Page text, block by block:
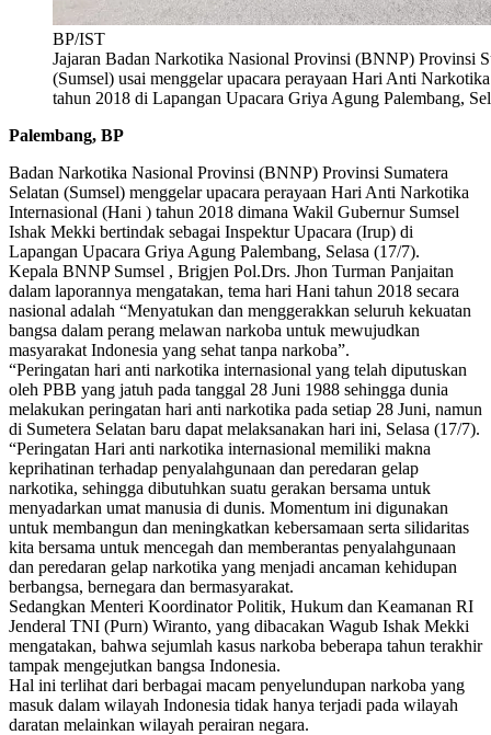
BP/IST
Jajaran Badan Narkotika Nasional Provinsi (BNNP) Provinsi
(Sumsel) usai menggelar upacara perayaan Hari Anti
tahun 2018 di Lapangan Upacara Griya Agung Palembang,
Palembang, BP
Badan Narkotika Nasional Provinsi (BNNP) Provinsi Sumatera
Selatan (Sumsel) menggelar upacara perayaan Hari Anti Narkotika
Internasional (Hani ) tahun 2018 dimana Wakil Gubernur Sumsel
Ishak Mekki bertindak sebagai Inspektur Upacara (Irup) di
Lapangan Upacara Griya Agung Palembang, Selasa (17/7).
Kepala BNNP Sumsel , Brigjen Pol.Drs. Jhon Turman Panjaitan
dalam laporannya mengatakan, tema hari Hani tahun 2018 secara
nasional adalah “Menyatukan dan menggerakkan seluruh kekuatan
bangsa dalam perang melawan narkoba untuk mewujudkan
masyarakat Indonesia yang sehat tanpa narkoba”.
“Peringatan hari anti narkotika internasional yang telah diputuskan
oleh PBB yang jatuh pada tanggal 28 Juni 1988 sehingga dunia
melakukan peringatan hari anti narkotika pada setiap 28 Juni, namun
di Sumetera Selatan baru dapat melaksanakan hari ini, Selasa (17/7).
“Peringatan Hari anti narkotika internasional memiliki makna
keprihatinan terhadap penyalahgunaan dan peredaran gelap
narkotika, sehingga dibutuhkan suatu gerakan bersama untuk
menyadarkan umat manusia di dunis. Momentum ini digunakan
untuk membangun dan meningkatkan kebersamaan serta silidaritas
kita bersama untuk mencegah dan memberantas penyalahgunaan
dan peredaran gelap narkotika yang menjadi ancaman kehidupan
berbangsa, bernegara dan bermasyarakat.
Sedangkan Menteri Koordinator Politik, Hukum dan Keamanan RI
Jenderal TNI (Purn) Wiranto, yang dibacakan Wagub Ishak Mekki
mengatakan, bahwa sejumlah kasus narkoba beberapa tahun terakhir
tampak mengejutkan bangsa Indonesia.
Hal ini terlihat dari berbagai macam penyelundupan narkoba yang
masuk dalam wilayah Indonesia tidak hanya terjadi pada wilayah
daratan melainkan wilayah perairan negara.